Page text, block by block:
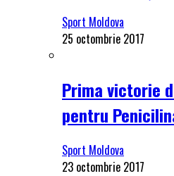
Sport Moldova
25 octombrie 2017
Prima victorie
pentru
Sport Moldova
23 octombrie 2017